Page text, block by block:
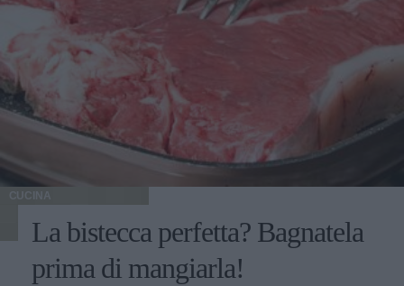
CUCINA
La bistecca perfetta? Bagnatela
prima di mangiarla!